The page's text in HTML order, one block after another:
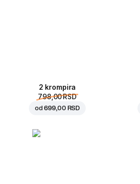
2 krompira
798,00 RSD
od699,00 RSD